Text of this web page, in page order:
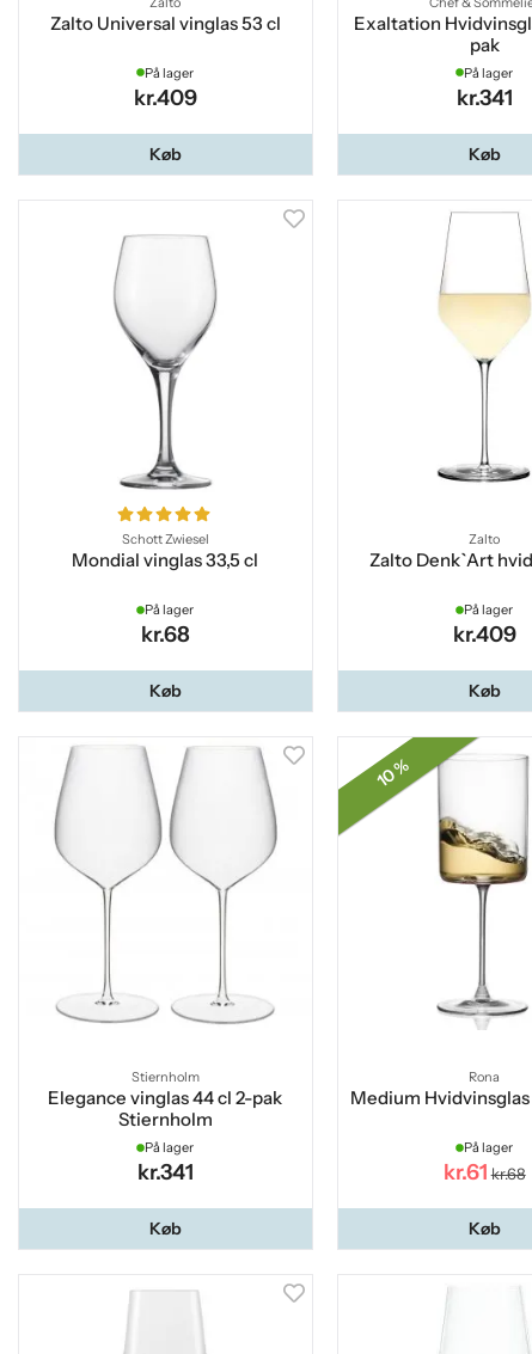
Zalto Universal vinglas 53 cl
På lager
kr.409
Køb
Exaltation
pak
På lager
kr.341
Køb
Schott Zwiesel
Mondial vinglas 33,5 cl
På lager
kr.68
Køb
Zalto
Zalto Denk`Art
På lager
kr.409
Køb
Stiernholm
Elegance vinglas 44 cl 2-pak
Stiernholm
På lager
kr.341
Køb
10 %
Rona
Medium Hvidvinsglas
På lager
kr.61 kr.68
Køb